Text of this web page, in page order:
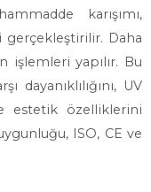
karışımı,
gerçekleştirilir. Daha
işlemleri yapılır. Bu
dayanıklılığını, UV
estetik özelliklerini
ISO, CE ve